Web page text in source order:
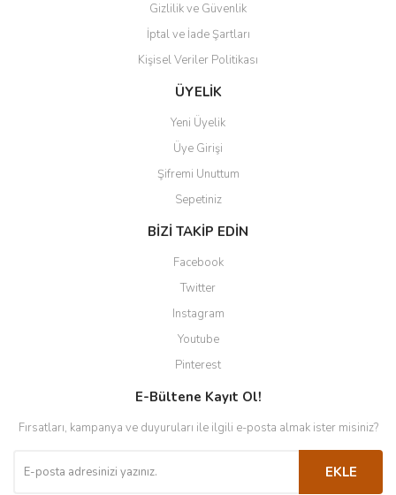
Gönder
Gizlilik ve Güvenlik
İptal ve İade Şartları
Kişisel Veriler Politikası
ÜYELİK
Yeni Üyelik
Üye Girişi
Şifremi Unuttum
Sepetiniz
BİZİ TAKİP EDİN
Facebook
Twitter
Instagram
Youtube
Pinterest
E-Bültene Kayıt Ol!
Fırsatları, kampanya ve duyuruları ile ilgili e-posta almak ister misiniz?
EKLE